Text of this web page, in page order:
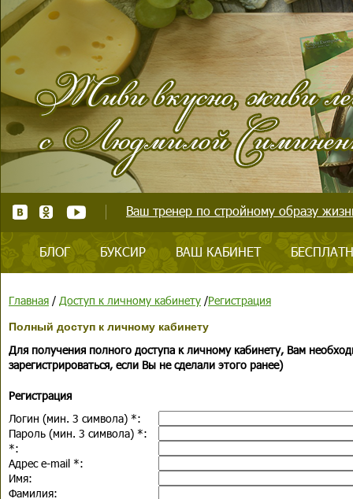
Ваш тренер по стройному образу
БЛОГ БУКСИР ВАШ КАБИНЕТ
Главная / Доступ к личному кабинету /Регистрация
Полный доступ к личному кабинету
Для получения полного доступа к личному кабинету, Вам
зарегистрироваться, если Вы не сделали этого ранее)
Регистрация
Логин (мин. 3 символа) *:
Пароль (мин. 3 символа) *:
*:
Адрес e-mail *:
Имя:
Фамилия: